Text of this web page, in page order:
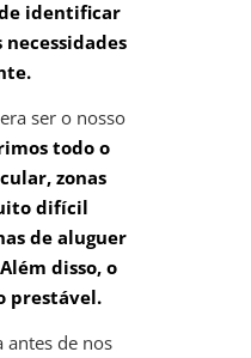
identificar
ser o nosso
todo o
zonas
difícil
de aluguer
disso, o
prestável.
antes de nos